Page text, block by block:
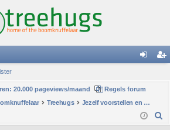
in
20.000 pageviews/maand
Regels forum
Treehugs
Jezelf voorstellen en persoonlijke mededelingen